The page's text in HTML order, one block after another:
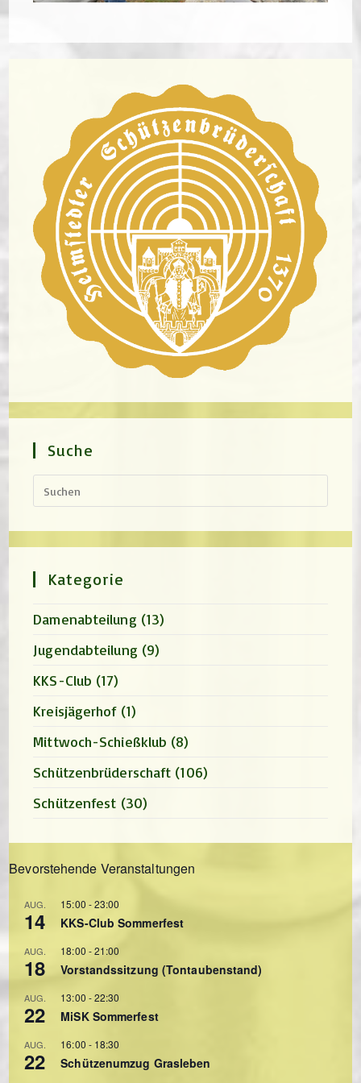
Suche
Kategorie
Damenabteilung (13)
Jugendabteilung (9)
KKS-Club (17)
Kreisjägerhof (1)
Mittwoch-Schießklub (8)
Schützenbrüderschaft (106)
Schützenfest (30)
Bevorstehende Veranstaltungen
AUG.
14
15:00 -23:00
KKS-Club Sommerfest
AUG.
18
18:00 -21:00
Vorstandssitzung (Tontaubenstand)
AUG.
22
13:00 -22:30
MiSK Sommerfest
AUG.
22
16:00 - 18:30
Schützenumzug Grasleben